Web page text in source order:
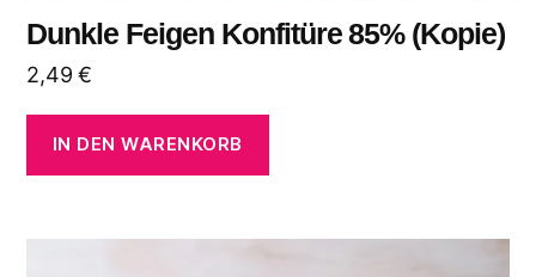
Dunkle Feigen Konfitüre 85% (Kopie)
2,49€
IN DEN WARENKORB